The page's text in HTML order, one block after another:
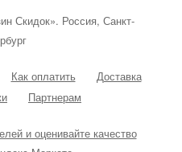
Скидок». Россия, Санкт-
Как оплатить
Доставка
Партнерам